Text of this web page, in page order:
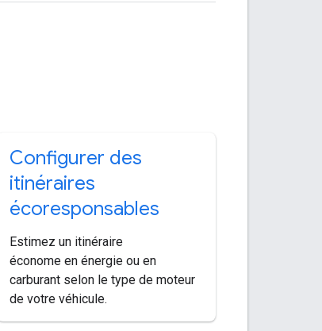
Configurer des
itinéraires
écoresponsables
Estimez un itinéraire
économe en énergie ou en
carburant selon le type de moteur
de votre véhicule.